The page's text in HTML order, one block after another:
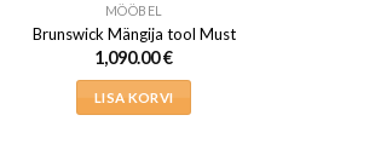
MÖÖBEL
Brunswick Mängija tool Must
1,090.00€
LISA KORVI